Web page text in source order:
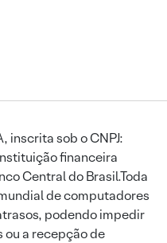
inscrita sob o CNPJ:
financeira
Central do Brasil.Toda
de computadores
podendo impedir
ou a recepção de